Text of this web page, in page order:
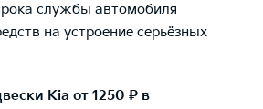
службы автомобиля
на устроение серьёзных
Kia от 1250 ₽ в